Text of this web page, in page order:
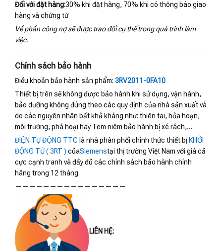
Đối với đặt hàng:30% khi đặt hàng, 70% khi có thông báo giao
hàng và chứng từ
Về phần công nợ sẽ được trao đổi cụ thể trong quá trình làm
việc.
Chính sách bảo hành
Điều khoản bảo hành sản phẩm: 3RV2011-0FA10
Thiết bị trên sẽ không được bảo hành khi sử dụng, vận hành,
bảo dưỡng không đúng theo các quy định của nhà sản xuất và
do các nguyên nhân bất khả kháng như: thiên tai, hỏa hoạn,
môi trường, phá hoại hay Tem niêm bảo hành bị xé rách,…
ĐIỆN TỰ ĐỘNG TTC là nhà phân phối chính thức thiết bị KHỞI
ĐỘNG TỪ ( 3RT ) củaSiemenstại thị trường Việt Nam với giá cả
cực cạnh tranh và đầy đủ các chính sách bảo hành chính
hãng trong 12 tháng.
————————————————
LIÊN HỆ: